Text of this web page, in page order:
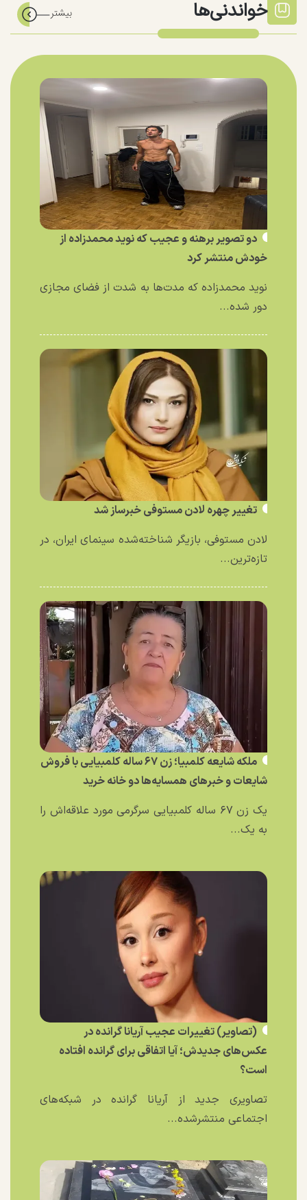
خواندنی‌ها
دو تصویر برهنه و عجیب که نوید محمدزاده از
خودش منتشر کرد
نوید محمدزاده که مدت‌ها به شدت از فضای مجازی
دور شده...
تغییر چهره لادن مستوفی خبرساز شد
لادن مستوفی، بازیگر شناخته‌شده سینمای ایران، در
تازه‌ترین...
ملکه شایعه کلمبیا؛ زن ۶۷ ساله کلمبیایی با فروش
شایعات و خبر‌های همسایه‌ها دو خانه خرید
یک زن ۶۷ ساله کلمبیایی سرگرمی مورد علاقه‌اش را
به یک...
(تصاویر) تغییرات عجیب آریانا گرانده در
عکس‌های جدیدش؛ آیا اتفاقی برای گرانده افتاده
است؟
تصاویری جدید از آریانا گرانده در شبکه‌های
اجتماعی منتشرشده...